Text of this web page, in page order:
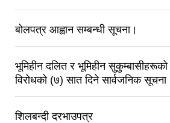
बोलपत्र आह्वान सम्बन्धी सूचना।
भूमिहीन दलित र भूमिहीन
विरोधको (७) सात दिने सार्वजनिक सूचना
शिलबन्दी दरभाउपत्र